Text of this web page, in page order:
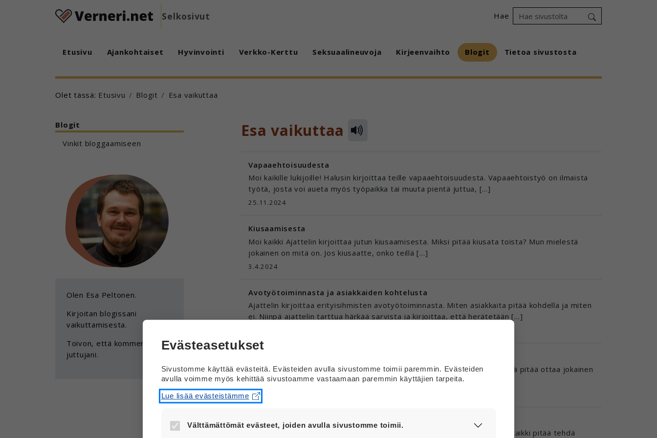
Selkosivut Hae
Etusivu Ajankohtaiset Hyvinvointi Verkko-Kerttu Seksuaalineuvoja Kirjeenvaihto Blogit Tietoa sivustosta
Olet tässä: Etusivu Blogit Esa vaikuttaa
Blogit
Vinkit bloggaamiseen
Olen Esa Peltonen.
Kirjoitan blogissani
vaikuttamisesta.
Toivon, että kommentoit
juttujani.
Esa vaikuttaa
Vapaaehtoisuudesta
Moi kaikille lukijoille! Halusin kirjoittaa teille vapaaehtoisuudesta. Vapaaehtoistyö on ilmaista
työtä, josta voi aueta myös työpaikka tai muuta pientä juttua, […]
25.11.2024
Kiusaamisesta
Moi kaikki Ajattelin kirjoittaa jutun kiusaamisesta. Miksi pitää kiusata toista? Mun mielestä
jokainen on mitä on. Jos kiusaatte, onko teillä […]
3.4.2024
Avotyötoiminnasta ja asiakkaiden kohtelusta
Ajattelin kirjoittaa erityisihmisten avotyötoiminnasta. Miten asiakkaita pitää kohdella ja miten
ei. Niinpä ajattelin tarttua härkää sarvista ja kirjoittaa, että herätetään […]
Onko liikunta tasa-arvoista, jos toisia suositaan asioissa? Minun mielestä pitää ottaa jokainen
yksilönä huomioon. Eikä katsoa historiaa. Jokainen oppii virheistä […]
7.8.2023
Onko ilmainen työ sallittua Suomessa? Mun mielestä se on väärin, että kaikki pitää tehdä
Evästeasetukset
Sivustomme käyttää evästeitä. Evästeiden avulla sivustomme toimii paremmin. Evästeiden
avulla voimme myös kehittää sivustoamme vastaamaan paremmin käyttäjien tarpeita.
Lue lisää evästeistämme
Välttämättömät evästeet, joiden avulla sivustomme toimii.